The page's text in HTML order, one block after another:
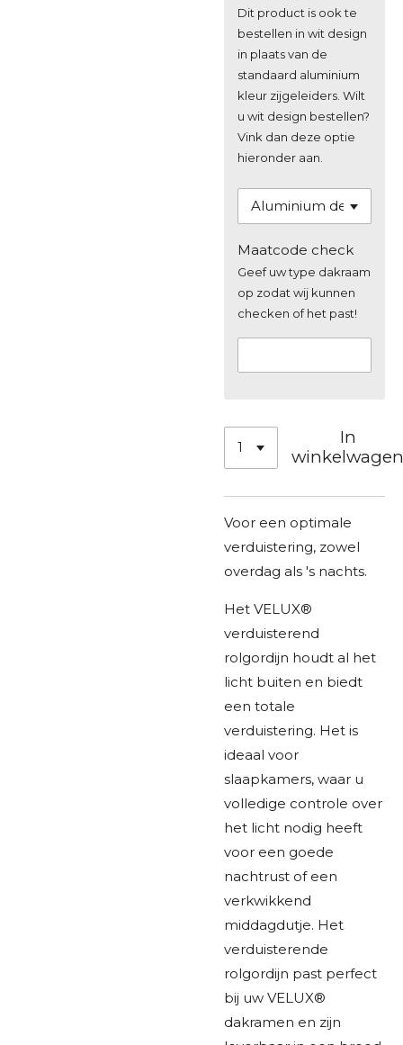
Dit product is ook te
bestellen in wit design
in plaats van de
standaard aluminium
kleur zijgeleiders. Wilt
u wit design bestellen?
Vink dan deze optie
hieronder aan.
Maatcode check
Geef uw type dakraam
op zodat wij kunnen
checken of het past!
In
Voor een optimale
verduistering, zowel
overdag als 's nachts.
Het VELUX®
verduisterend
rolgordijn houdt al het
licht buiten en biedt
een totale
verduistering. Het is
ideaal voor
slaapkamers, waar u
volledige controle over
het licht nodig heeft
voor een goede
nachtrust of een
verkwikkend
middagdutje. Het
verduisterende
rolgordijn past perfect
bij uw VELUX®
dakramen en zijn